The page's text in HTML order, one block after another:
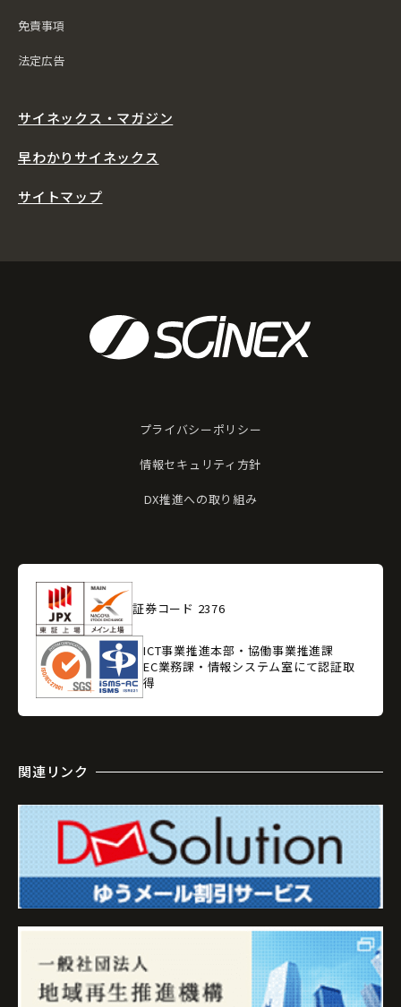
免責事項
法定広告
サイネックス・マガジン
早わかりサイネックス
サイトマップ
プライバシーポリシー
情報セキュリティ方針
DX推進への取り組み
証券コード 2376
ICT事業推進本部・協働事業推進課
EC業務課・情報システム室にて認証取
得
関連リンク